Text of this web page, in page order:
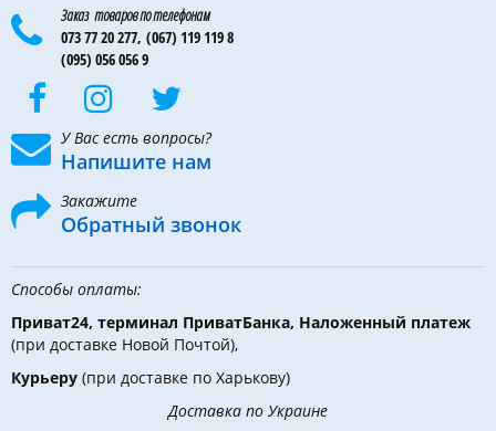
Заказ товаров по телефонам
073 77 20 277, (067) 119 119 8
(095) 056 056 9
У Вас есть вопросы?
Напишите нам
Закажите
Обратный звонок
Способы оплаты:
Приват24, терминал ПриватБанка, Наложенный платеж
(при доставке Новой Почтой),
Курьеру (при доставке по Харькову)
Доставка по Украине